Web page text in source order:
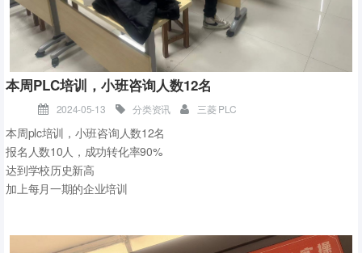
家人们谁懂啊，又又又又有新学员加入我们啦， 感谢陈工的信任，直
接送17岁的儿子来学plc。
本周PLC培训，小班咨询人数12名
2024-05-13 分类资讯 三菱 PLC
本周plc培训，小班咨询人数12名
报名人数10人，成功转化率90%
达到学校历史新高
加上每月一期的企业培训
期待明天更美好，加油吧 兄弟